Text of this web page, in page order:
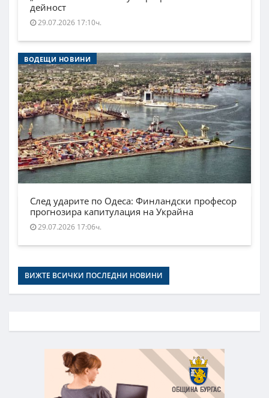
дейност
29.07.2026 17:10ч.
ВОДЕЩИ НОВИНИ
След ударите по Одеса: Финландски професор
прогнозира капитулация на Украйна
29.07.2026 17:06ч.
ВИЖТЕ ВСИЧКИ ПОСЛЕДНИ НОВИНИ